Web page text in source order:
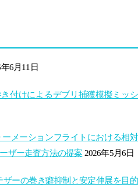
年6月11日
き付けによるデブリ捕獲模擬ミッシ
ーメーションフライトにおける相対
ザー走査方法の提案 2026年5月6日
ザーの巻き癖抑制と安定伸展を目的